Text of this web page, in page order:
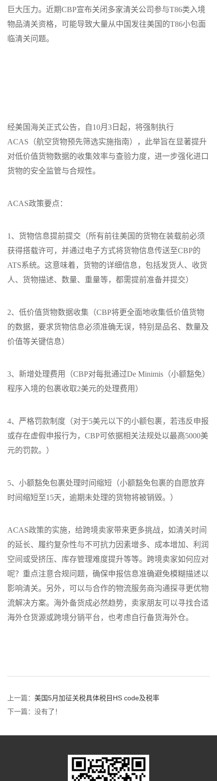
巨大压力。近期CBP宣布关闭多家清关公司参与T86类入境
物品清关资格，可能导致大量从中国发往美国的T86小包面
临清关问题。
经美国海关正式公告，自10月3日起，将强制执行
ACAS（航空货物预先筛选实施指南），此举旨在显著提升
对低价值货物数据的收集效率与查验力度，进一步强化进口
货物的安全监管与合规性。
ACAS政策要点：
1、货物信息提前提交（所有前往美国的货物在装载前必须
获得搭载许可，并通过电子方式将货物信息传送至CBP的
ATS系统。这意味着，货物的详细信息，包括发货人、收货
人、货物描述、数量、重量等，都需提前准备并提交）
2、低价值货物数据收集（CBP将更全面地收集低价值货物
的数据，要求货物信息必须准确无误，特别是品名、数量及
价值等关键信息）
3、新增处理费用（CBP对每批通过De Minimis（小额豁免）
程序入境的包裹收取2美元的处理费用）
4、严格罚款制度（对于5美元以下的小额包裹，若违反申报
或存在虚假申报行为，CBP可依据相关法规处以最高5000美
元的罚款。）
5、小额豁免包裹处理时间缩短（小额豁免包裹的自愿放弃
时间缩短至15天，逾期未处理的货物将被销毁。）
ACAS政策的实施，给跨境卖家带来更多挑战，如清关时间
的延长、履约复杂性与不可抗力因素增多、成本增加、利润
空间或受挤压、库存管理难度提升等等。跨境卖家如何应对
呢？重点注意合规问题，确保申报信息准确避免模糊描述以
影响清关。另外，可以与合作的物流服务商沟通探寻更优物
流解决方案。海外备货成必然趋势，卖家朋友可以寻找合适
海外仓货源或跨境分销平台，也考虑自行备货海外仓。
上一篇： 美国5月加征关税具体税目HS code及税率
下一篇：没有了！